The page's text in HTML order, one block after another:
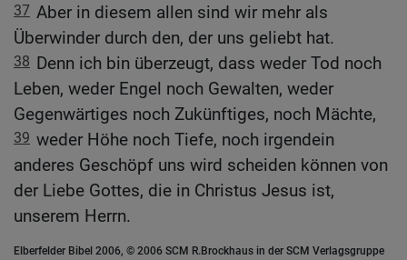
37 Aber in diesem allen sind wir mehr als
Überwinder durch den, der uns geliebt hat.
38 Denn ich bin überzeugt, dass weder Tod noch
Leben, weder Engel noch Gewalten, weder
Gegenwärtiges noch Zukünftiges, noch Mächte,
39 weder Höhe noch Tiefe, noch irgendein
anderes Geschöpf uns wird scheiden können von
der Liebe Gottes, die in Christus Jesus ist,
unserem Herrn.
Elberfelder Bibel 2006, © 2006 SCM R.Brockhaus in der SCM Verlagsgruppe